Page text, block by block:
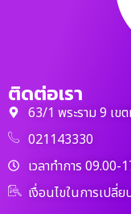
ติดต่อเรา
63/1 พระราม 9 เข
021143330
เวลาทำการ 09.00-
เงื่อนไขในการเปลี่